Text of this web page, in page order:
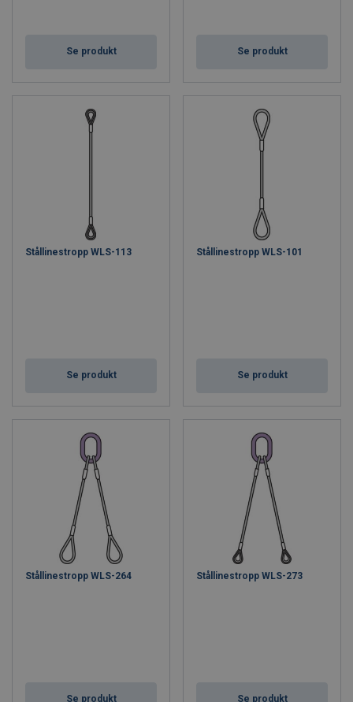
Se produkt Se produkt
Stållinestropp WLS-113
Se produkt
Stållinestropp WLS-101
Se produkt
Stållinestropp WLS-264
Se produkt
Stållinestropp WLS-273
Se produkt